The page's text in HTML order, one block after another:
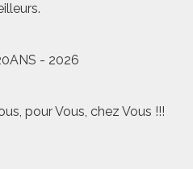
- 2026
pour Vous, chez Vous !!!